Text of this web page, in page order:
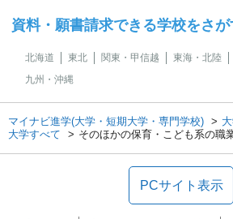
資料・願書請求できる学校をさが
北海道 東北 関東・甲信越 東海・北陸
九州・沖縄
マイナビ進学(大学・短期大学・専門学校)
大学すべて
そのほかの保育・こども系の職
PCサイト表示